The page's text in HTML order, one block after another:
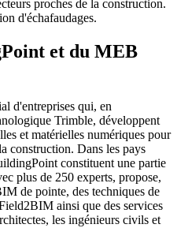
proches de la construction.
d'échafaudages.
et du MEB
d'entreprises qui, en
Trimble, développent
et matérielles numériques pour
construction. Dans les pays
constituent une partie
plus de 250 experts, propose,
de pointe, des techniques de
ainsi que des services
les ingénieurs civils et